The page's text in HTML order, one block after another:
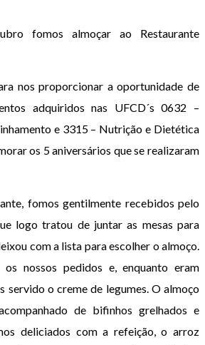
fomos almoçar ao Restaurante
nos proporcionar a oportunidade de
adquiridos nas UFCD´s 0632 –
e 3315 – Nutrição e Dietética
os 5 aniversários que se realizaram
fomos gentilmente recebidos pelo
logo tratou de juntar as mesas para
com a lista para escolher o almoço.
os nossos pedidos e, enquanto eram
servido o creme de legumes. O almoço
de bifinhos grelhados e
deliciados com a refeição, o arroz